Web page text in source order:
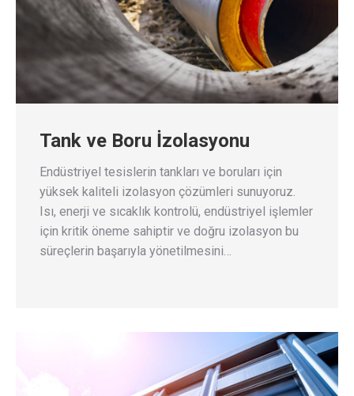
Tank ve Boru İzolasyonu
Endüstriyel tesislerin tankları ve boruları için
yüksek kaliteli izolasyon çözümleri sunuyoruz.
Isı, enerji ve sıcaklık kontrolü, endüstriyel işlemler
için kritik öneme sahiptir ve doğru izolasyon bu
süreçlerin başarıyla yönetilmesini…